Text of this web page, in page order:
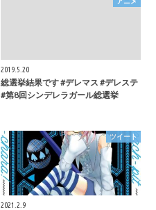
2019.5.20
総選挙結果です #デレマス #デレステ
#第8回シンデレラガール総選挙
ツイート
2021.2.9